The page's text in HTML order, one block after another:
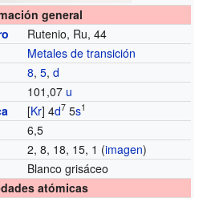
general
Rutenio, Ru, 44
Metales de transición
8,5,d
101,07 u
[Kr] 4d7 5s1
6,5
2, 8, 18, 15, 1 (imagen)
Blanco grisáceo
atómicas